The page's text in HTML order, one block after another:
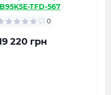
TFD-567
0
220 грн